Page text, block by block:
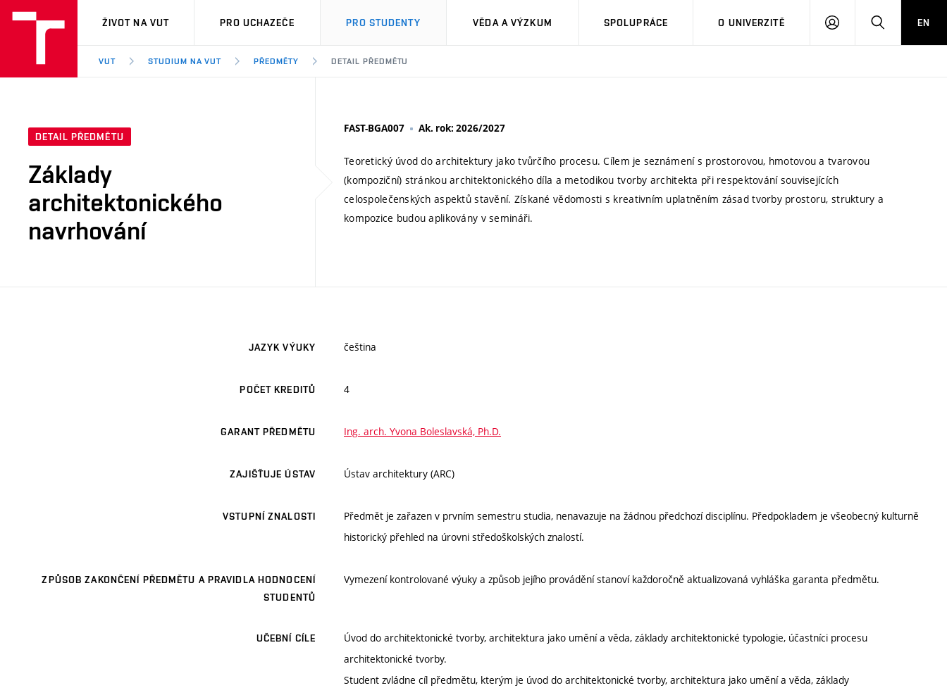
VUT
ŽIVOT NA VUT PRO UCHAZEČE PRO STUDENTY VĚDA A VÝZKUM SPOLUPRÁCE O UNIVERZITĚ
PŘIHLÁSIT HLEDATEN
VUT STUDIUM NA VUT PŘEDMĚTY DETAIL PŘEDMĚTU
DETAIL PŘEDMĚTU
Základy
architektonického
navrhování
FAST-BGA007 Ak. rok: 2026/2027
Teoretický úvod do architektury jako tvůrčího procesu. Cílem je seznámení s prostorovou, hmotovou a tvarovou
(kompoziční) stránkou architektonického díla a metodikou tvorby architekta při respektování souvisejících
celospolečenských aspektů stavění. Získané vědomosti s kreativním uplatněním zásad tvorby prostoru, struktury a
kompozice budou aplikovány v semináři.
JAZYK VÝUKY čeština
POČET KREDITŮ 4
GARANT PŘEDMĚTU Ing. arch. Yvona Boleslavská, Ph.D.
ZAJIŠŤUJE ÚSTAV Ústav architektury (ARC)
VSTUPNÍ ZNALOSTI
Předmět je zařazen v prvním semestru studia, nenavazuje na žádnou předchozí disciplínu. Předpokladem je všeobecný kulturně
historický přehled na úrovni středoškolských znalostí.
ZPŮSOB ZAKONČENÍ PŘEDMĚTU A PRAVIDLA HODNOCENÍ
STUDENTŮ
Vymezení kontrolované výuky a způsob jejího provádění stanoví každoročně aktualizovaná vyhláška garanta předmětu.
UČEBNÍ CÍLE
Úvod do architektonické tvorby, architektura jako umění a věda, základy architektonické typologie, účastníci procesu
architektonické tvorby.
Student zvládne cíl předmětu, kterým je úvod do architektonické tvorby, architektura jako umění a věda, základy